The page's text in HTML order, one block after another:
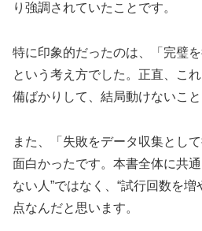
り強調されていたことです。
特に印象的だったのは、「完璧
という考え方でした。正直、こ
備ばかりして、結局動けないこと
また、「失敗をデータ収集とし
面白かったです。本書全体に共
ない人”ではなく、“試行回数を
点なんだと思います。